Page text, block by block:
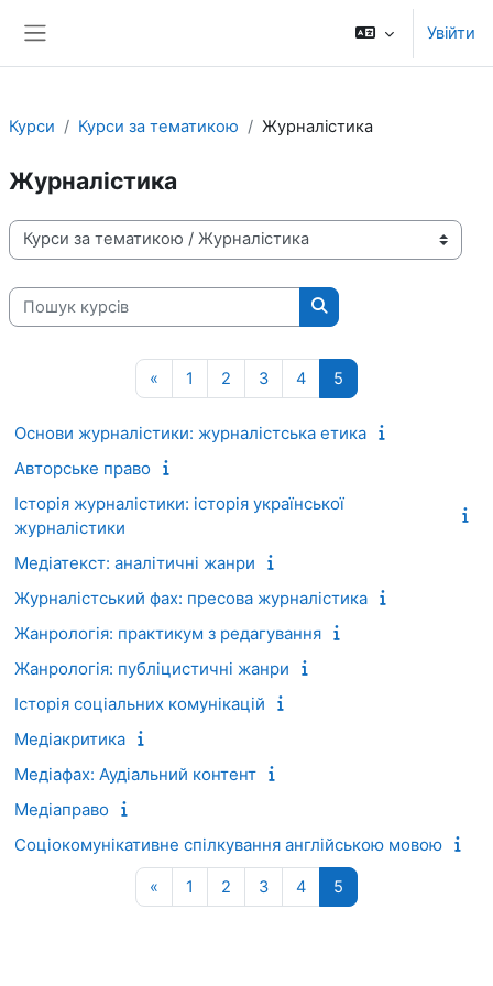
Увійти
Курси Курси за тематикою Журналістика
Журналістика
Категорії курсів
Пошук курсів
Пошук курсів
« Попередня сторінка
1 Сторінка 1
2 Сторінка 2
3Сторінка 3
4Сторінка 4
5
Основи журналістики: журналістська етика
Авторське право
Історія журналістики: історія української
журналістики
Медіатекст: аналітичні жанри
Журналістський фах: пресова журналістика
Жанрологія: практикум з редагування
Жанрологія: публіцистичні жанри
Історія соціальних комунікацій
Медіакритика
Медіафах: Аудіальний контент
Медіаправо
Соціокомунікативне спілкування англійською мовою
« Попередня сторінка
1 Сторінка 1
2 Сторінка 2
3Сторінка 3
4Сторінка 4
5